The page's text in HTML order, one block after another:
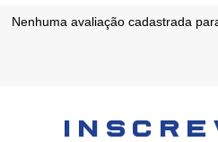
Nenhuma avaliação cadastrada